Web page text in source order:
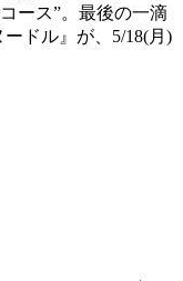
ース”。最後の一滴
ドル』が、5/18(月)